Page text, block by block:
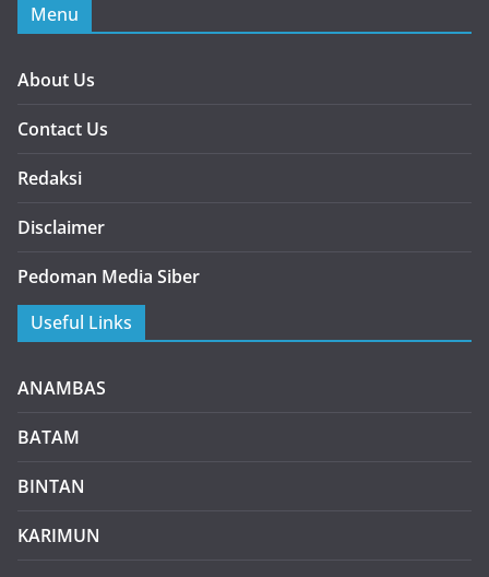
Menu
About Us
Contact Us
Redaksi
Disclaimer
Pedoman Media Siber
Useful Links
ANAMBAS
BATAM
BINTAN
KARIMUN